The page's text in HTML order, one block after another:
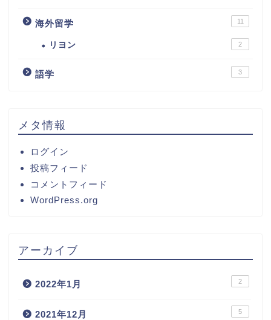
海外留学 11
リヨン 2
語学 3
メタ情報
ログイン
投稿フィード
コメントフィード
WordPress.org
アーカイブ
2022年1月 2
2021年12月 5